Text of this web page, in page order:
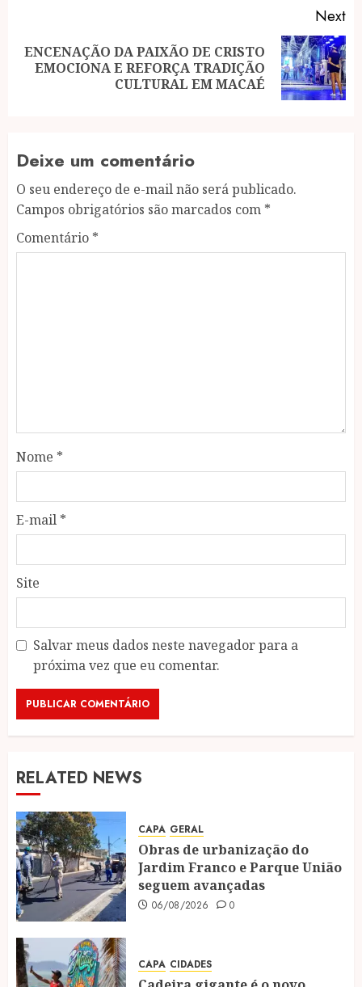
Next
Next
ENCENAÇÃO DA PAIXÃO DE CRISTO
EMOCIONA E REFORÇA TRADIÇÃO
CULTURAL EM MACAÉ
Deixe um comentário
O seu endereço de e-mail não será publicado.
Campos obrigatórios são marcados com *
Comentário *
Nome *
E-mail *
Site
Salvar meus dados neste navegador para a
próxima vez que eu comentar.
RELATED NEWS
CAPA GERAL
Obras de urbanização do
Jardim Franco e Parque União
seguem avançadas
06/08/2026 0
CAPA CIDADES